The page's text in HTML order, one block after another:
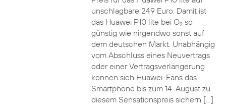
unschlagbare 249 Euro. Damit ist
das Huawei P10 lite bei O2so
günstig wie nirgendwo sonst auf
dem deutschen Markt. Unabhängig
vom Abschluss eines Neuvertrags
oder einer Vertragsverlängerung
können sich Huawei-Fans das
Smartphone bis zum 14. August zu
diesem Sensationspreis sichern […]